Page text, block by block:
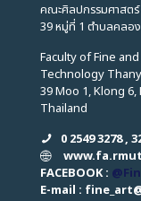
คณะศิลปกรรมศาสตร์
39 หมู่ที่ 1 ตำบลคลอ
Faculty of Fine
Technology
39 Moo 1, Klong
Thailand
0 2549 3278 ,
FACEBOOK :
E-mail : fine_art